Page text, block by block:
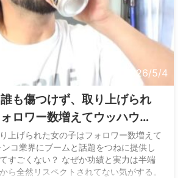
2026/5/4
誰も傷つけず、取り上げられ
ロワー数増えてウッハウ
界にブームと話題をつねに
バターってすごくない？
上げられた女の子はフォロワー数増えて
コ業界にブームと話題をつねに提供し
すごくない？ なぜか功績と実力は半端
ら全然リスペクトされてない気がする。